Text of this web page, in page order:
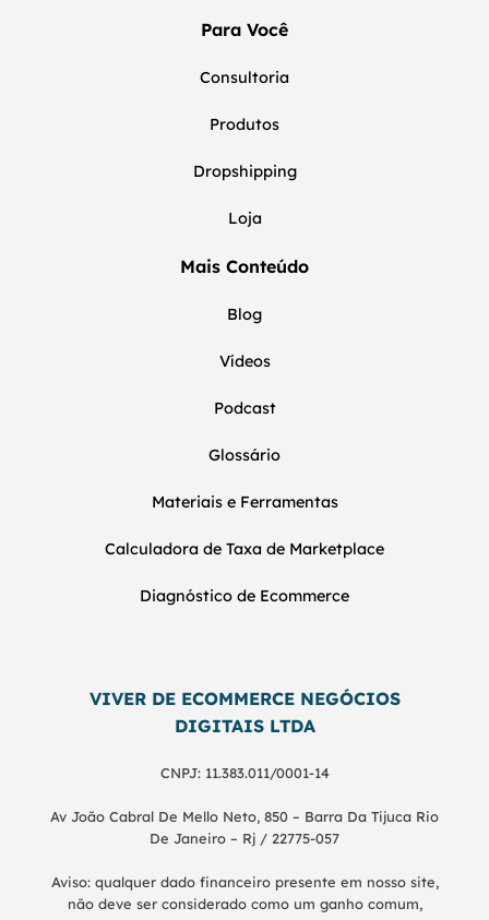
Para Você
Consultoria
Produtos
Dropshipping
Loja
Mais Conteúdo
Blog
Vídeos
Podcast
Glossário
Materiais e Ferramentas
Calculadora de Taxa de Marketplace
Diagnóstico de Ecommerce
VIVER DE ECOMMERCE NEGÓCIOS
DIGITAIS LTDA
CNPJ: 11.383.011/0001-14
Av João Cabral De Mello Neto, 850 – Barra Da Tijuca Rio
De Janeiro – Rj / 22775-057
Aviso: qualquer dado financeiro presente em nosso site,
não deve ser considerado como um ganho comum,